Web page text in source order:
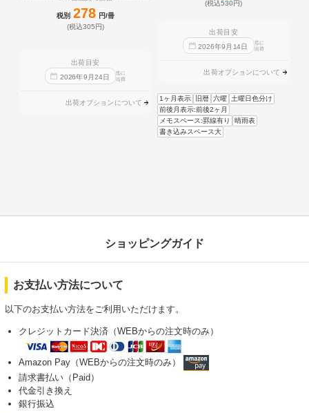
税別 278 円/冊
(税込305円)
出荷目安
2026年9 月24日
迄に
出荷
出荷オプションについて
(税込530円)
出荷目安
2026年9 月 14日
迄に
出荷
出荷オプションについて
1ヶ月表示 旧暦 六曜
土曜日色分け
前後月表示:前後2ヶ月
メモスペース:罫線有り
晴雨表
書き込みスペース大
ショッピングガイド
お支払い方法について
以下のお支払い方法をご利用いただけます。
クレジットカード決済（WEBからの注文時のみ）
Amazon Pay（WEBからの注文時のみ）
請求書払い（Paid）
代金引き換え
銀行振込